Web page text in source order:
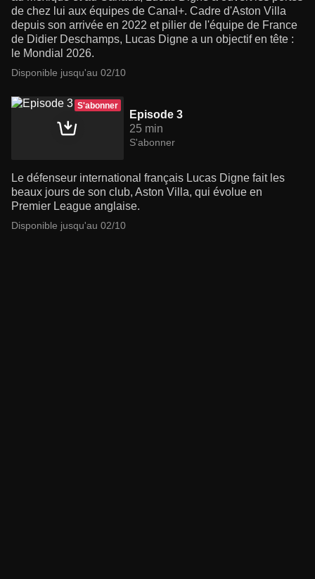
de chez lui aux équipes de Canal+. Cadre d'Aston Villa
depuis son arrivée en 2022 et pilier de l'équipe de France
de Didier Deschamps, Lucas Digne a un objectif en tête :
le Mondial 2026.
Disponible jusqu'au 02/10
S'abonner
Episode 3
25 min
S'abonner
Le défenseur international français Lucas Digne fait les
beaux jours de son club, Aston Villa, qui évolue en
Premier League anglaise.
Disponible jusqu'au 02/10